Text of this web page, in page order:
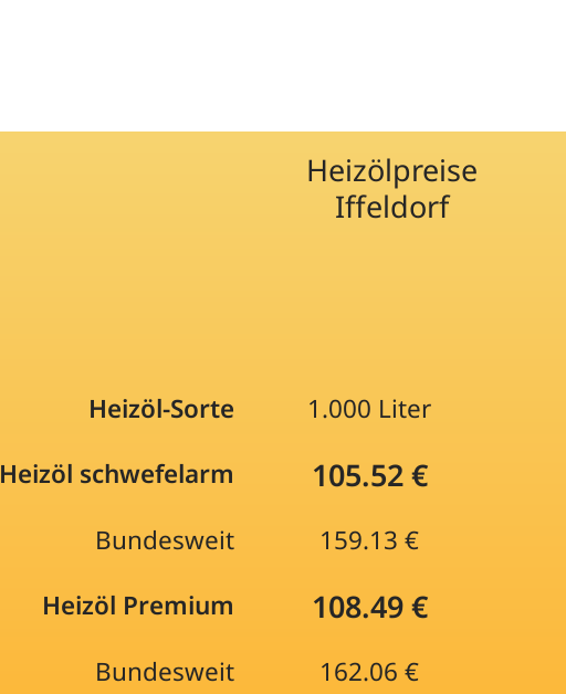
Heizölpreise
Iffeldorf
Heizöl-Sorte 1.000 Liter
Heizöl schwefelarm
105.52 €
Bundesweit 159.13 €
Heizöl Premium
108.49 €
Bundesweit 162.06 €